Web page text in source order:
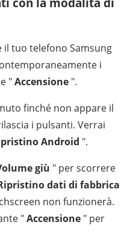
tuo telefono Samsung
i
"Accensione ".
finché non appare il
i pulsanti. Verrai
Android ".
giù " per scorrere
dati di fabbrica
non funzionerà.
"Accensione " per